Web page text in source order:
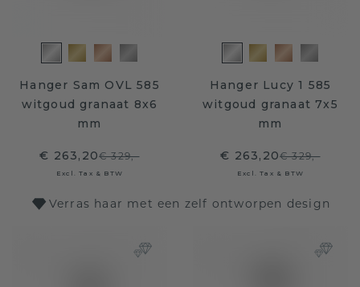
Hanger Sam OVL 585
witgoud granaat 8x6
mm
€ 263,20€ 329,-
Excl. Tax & BTW
Hanger Lucy 1 585
witgoud granaat 7x5
mm
€ 263,20€ 329,-
Excl. Tax & BTW
Verras haar met een zelf ontworpen design